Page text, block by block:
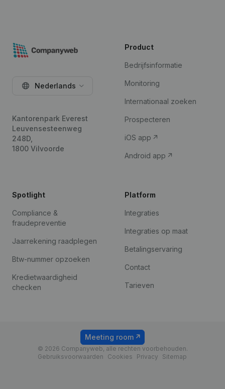
Nederlands
Kantorenpark Everest
Leuvensesteenweg
248D,
1800 Vilvoorde
Product
Bedrijfsinformatie
Monitoring
Internationaal zoeken
Prospecteren
iOS app
Android app
Spotlight
Compliance &
fraudepreventie
Jaarrekening raadplegen
Btw-nummer opzoeken
Kredietwaardigheid
checken
Platform
Integraties
Integraties op maat
Betalingservaring
Contact
Tarieven
© 2026 Companyweb, alle rechten voorbehouden.
Gebruiksvoorwaarden
Cookies Privacy Sitemap
Meeting room